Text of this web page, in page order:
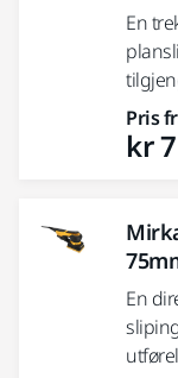
En
Pris
kr
En